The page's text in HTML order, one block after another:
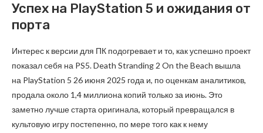
Успех на PlayStation 5 и ожидания от
порта
Интерес к версии для ПК подогревает и то, как успешно проект
показал себя на PS5. Death Stranding 2 On the Beach вышла
на PlayStation 5 26 июня 2025 года и, по оценкам аналитиков,
продала около 1,4 миллиона копий только за июнь. Это
заметно лучше старта оригинала, который превращался в
культовую игру постепенно, по мере того как к нему